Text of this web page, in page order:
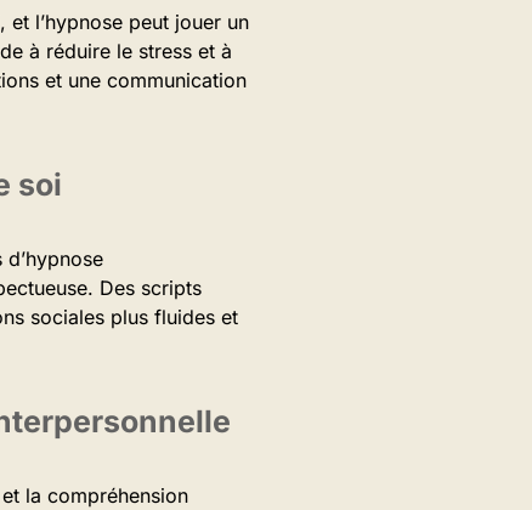
l’hypnose peut jouer un
à réduire le stress et à
et une communication
soi
Des scripts
sociales plus fluides et
la compréhension